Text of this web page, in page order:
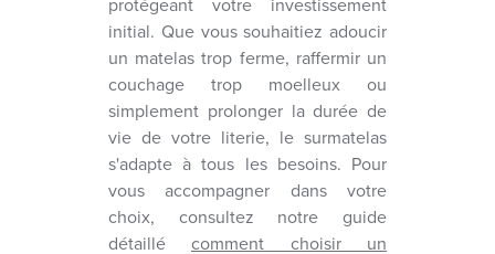
initial. Que vous souhaitiez adoucir
un matelas trop ferme, raffermir un
couchage trop moelleux ou
simplement prolonger la durée de
vie de votre literie, le surmatelas
s'adapte à tous les besoins. Pour
vous accompagner dans votre
choix, consultez notre guide
détaillé comment choisir un